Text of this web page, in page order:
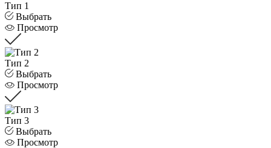
Тип 1
Выбрать
Просмотр
Тип 2
Выбрать
Просмотр
Тип 3
Выбрать
Просмотр